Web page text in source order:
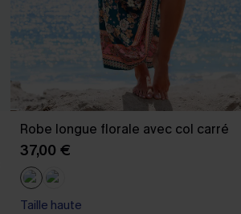
Robe longue florale avec col carré
37,00 €
Taille haute